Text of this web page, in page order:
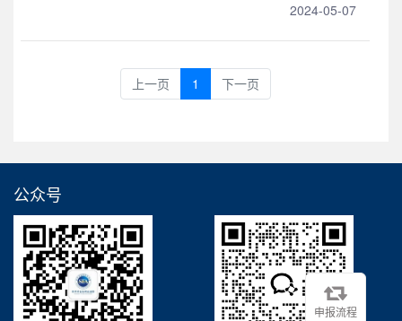
2024-05-07
上一页 1 下一页
公众号
申报流程